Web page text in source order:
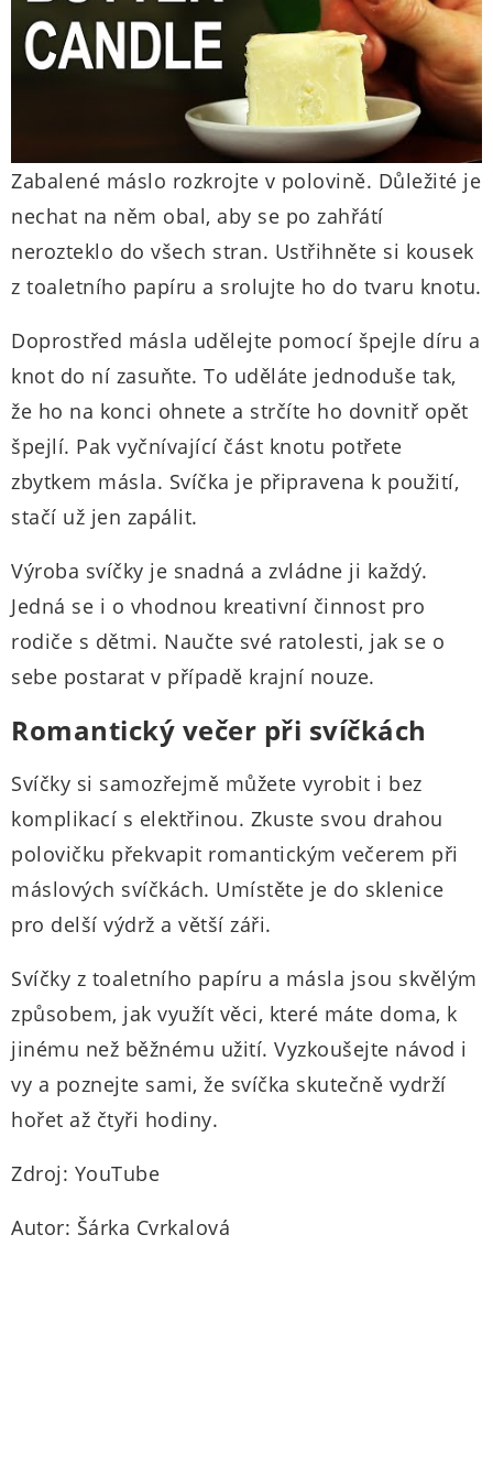
Zabalené máslo rozkrojte v polovině. Důležité je
nechat na něm obal, aby se po zahřátí
nerozteklo do všech stran. Ustřihněte si kousek
z toaletního papíru a srolujte ho do tvaru knotu.
Doprostřed másla udělejte pomocí špejle díru a
knot do ní zasuňte. To uděláte jednoduše tak,
že ho na konci ohnete a strčíte ho dovnitř opět
špejlí. Pak vyčnívající část knotu potřete
zbytkem másla. Svíčka je připravena k použití,
stačí už jen zapálit.
Výroba svíčky je snadná a zvládne ji každý.
Jedná se i o vhodnou kreativní činnost pro
rodiče s dětmi. Naučte své ratolesti, jak se o
sebe postarat v případě krajní nouze.
Romantický večer při svíčkách
Svíčky si samozřejmě můžete vyrobit i bez
komplikací s elektřinou. Zkuste svou drahou
polovičku překvapit romantickým večerem při
máslových svíčkách. Umístěte je do sklenice
pro delší výdrž a větší záři.
Svíčky z toaletního papíru a másla jsou skvělým
způsobem, jak využít věci, které máte doma, k
jinému než běžnému užití. Vyzkoušejte návod i
vy a poznejte sami, že svíčka skutečně vydrží
hořet až čtyři hodiny.
Zdroj: YouTube
Autor: Šárka Cvrkalová